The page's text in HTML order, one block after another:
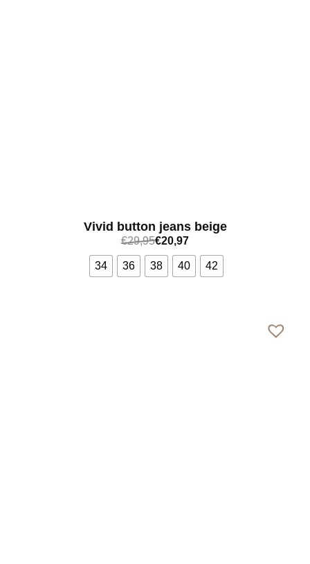
Vivid button jeans beige
€29,95€20,97
34 36 38 40 42